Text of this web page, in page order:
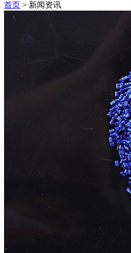
首页 > 新闻资讯